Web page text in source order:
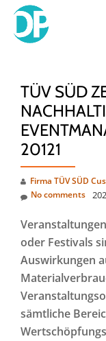
Skip
TÜV SÜD
20121
Firma TÜV SÜD
No comments
oder Festivals
Auswirkungen
sämtliche